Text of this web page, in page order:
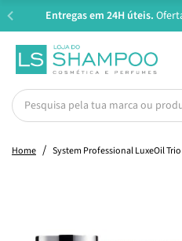
Entregas em 24H úteis.
Home System Professional LuxeOil